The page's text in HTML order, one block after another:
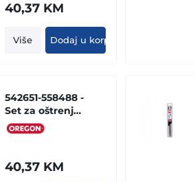
40,37 KM
Više Dodaj u korpu
542651-558488 -
Set za oštrenje
4.0mm
(platneno
40,37 KM